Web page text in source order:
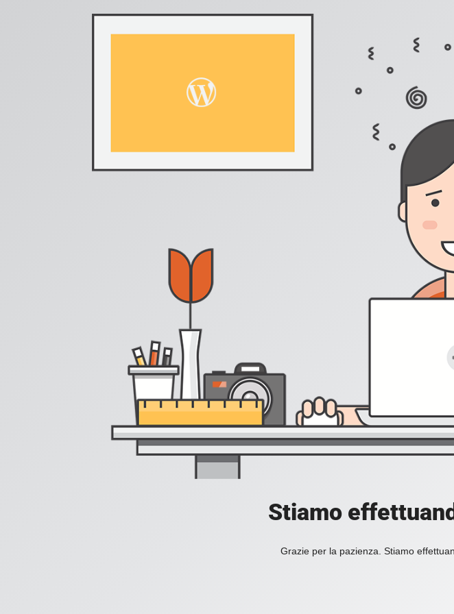
Stiamo
Grazie per la pazienza. Stiamo